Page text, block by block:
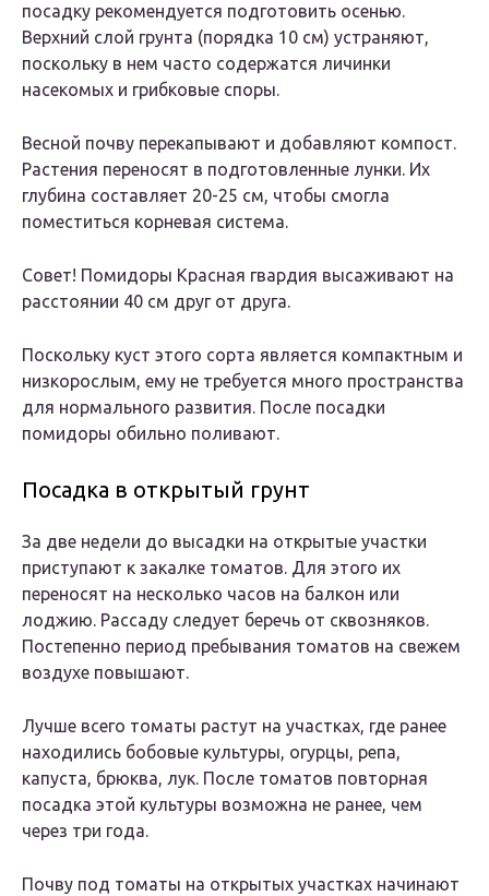
посадку рекомендуется подготовить осенью.
Верхний слой грунта (порядка 10 см) устраняют,
поскольку в нем часто содержатся личинки
насекомых и грибковые споры.
Весной почву перекапывают и добавляют компост.
Растения переносят в подготовленные лунки. Их
глубина составляет 20-25 см, чтобы смогла
поместиться корневая система.
Совет! Помидоры Красная гвардия высаживают на
расстоянии 40 см друг от друга.
Поскольку куст этого сорта является компактным и
низкорослым, ему не требуется много пространства
для нормального развития. После посадки
помидоры обильно поливают.
Посадка в открытый грунт
За две недели до высадки на открытые участки
приступают к закалке томатов. Для этого их
переносят на несколько часов на балкон или
лоджию. Рассаду следует беречь от сквозняков.
Постепенно период пребывания томатов на свежем
воздухе повышают.
Лучше всего томаты растут на участках, где ранее
находились бобовые культуры, огурцы, репа,
капуста, брюква, лук. После томатов повторная
посадка этой культуры возможна не ранее, чем
через три года.
Почву под томаты на открытых участках начинают